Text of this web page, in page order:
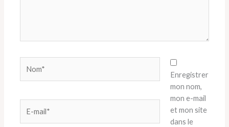
mail*
Enregistrer
mon nom,
mon e-mail
et mon site
dans le